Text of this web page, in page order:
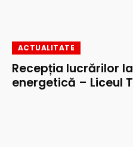
ACTUALITATE
Recepția lucrărilor
energetică – Liceul